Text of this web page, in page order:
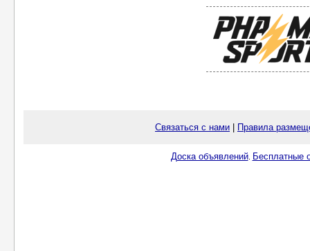
Связаться с нами Правила
Доска объявлений. Бесплатные